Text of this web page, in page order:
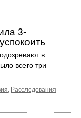
3-
в
всего три
Расследования